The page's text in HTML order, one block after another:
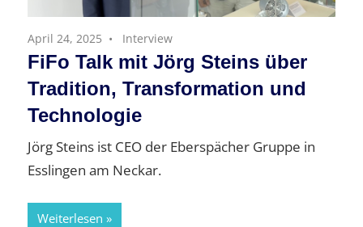
April 24, 2025 Interview
FiFo Talk mit Jörg Steins über
Tradition, Transformation und
Technologie
Jörg Steins ist CEO der Eberspächer Gruppe in
Esslingen am Neckar.
Weiterlesen